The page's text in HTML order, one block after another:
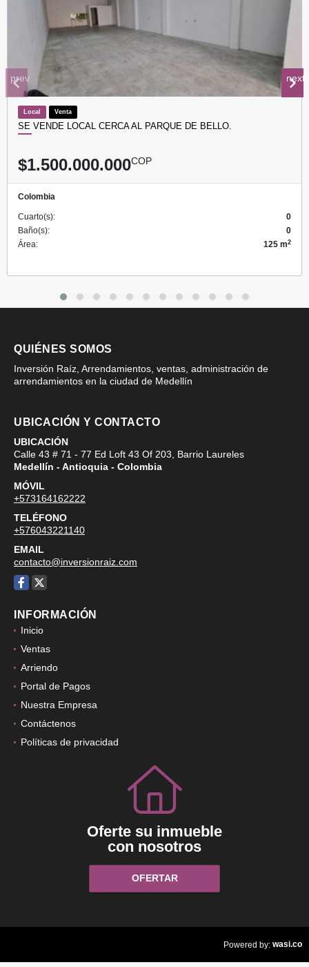
Local Venta
SE VENDE LOCAL CERCA AL PARQUE DE BELLO.
$1.500.000.000COP
Colombia
Cuarto(s):
0
Baño(s):
0
Área:
125 m2
prev next
QUIÉNES SOMOS
Inversión Raíz, Arrendamientos, ventas, administración de
arrendamientos en la ciudad de Medellín
UBICACIÓN Y CONTACTO
UBICACIÓN
Calle 43 # 71 - 77 Ed Loft 43 Of 203, Barrio Laureles
Medellín - Antioquia - Colombia
MÓVIL
+573164162222
TELÉFONO
+576043221140
EMAIL
contacto@inversionraiz.com
Facebook
X
INFORMACIÓN
Inicio
Ventas
Arriendo
Portal de Pagos
Nuestra Empresa
Contáctenos
Políticas de privacidad
Oferte su inmueble
con nosotros
OFERTAR
Powered by: wasi.co